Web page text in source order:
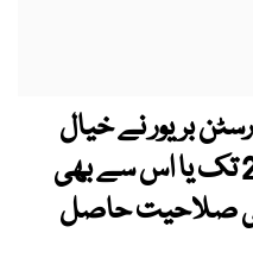
بریور نے خیال
ظاہر کیا ہے کہ روس 2029 تک یا اس سے بھی
کی صلاحیت حاصل